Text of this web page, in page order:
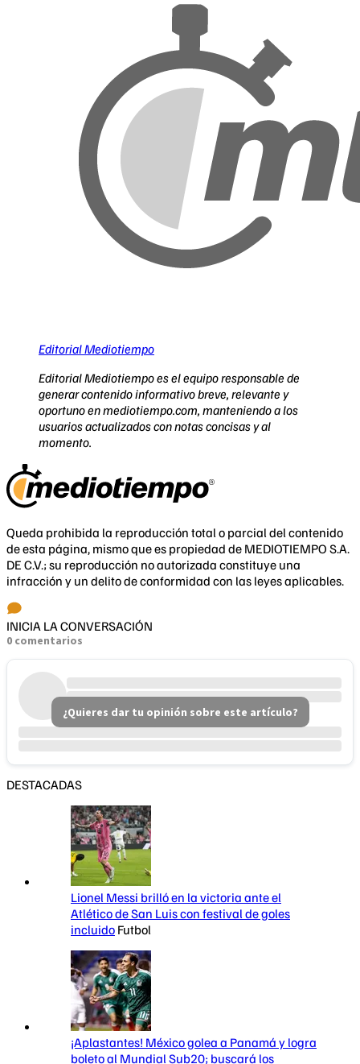
Editorial Mediotiempo
Editorial Mediotiempo es el equipo responsable de
generar contenido informativo breve, relevante y
oportuno en mediotiempo.com, manteniendo a los
usuarios actualizados con notas concisas y al
momento.
Queda prohibida la reproducción total o parcial del contenido
de esta página, mismo que es propiedad de MEDIOTIEMPO S.A.
DE C.V.; su reproducción no autorizada constituye una
infracción y un delito de conformidad con las leyes aplicables.
INICIA LA CONVERSACIÓN
0 comentarios
¿Quieres dar tu opinión sobre este artículo?
DESTACADAS
Lionel Messi brilló en la victoria ante el
Atlético de San Luis con festival de goles
incluido Futbol
¡Aplastantes! México golea a Panamá y logra
boleto al Mundial Sub20; buscará los